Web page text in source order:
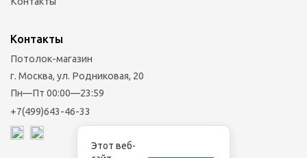
Контакты
Потолок-магазин
г. Москва, ул. Родниковая, 20
Пн—Пт 00:00—23:59
+7(499)643-46-33
Этот веб-